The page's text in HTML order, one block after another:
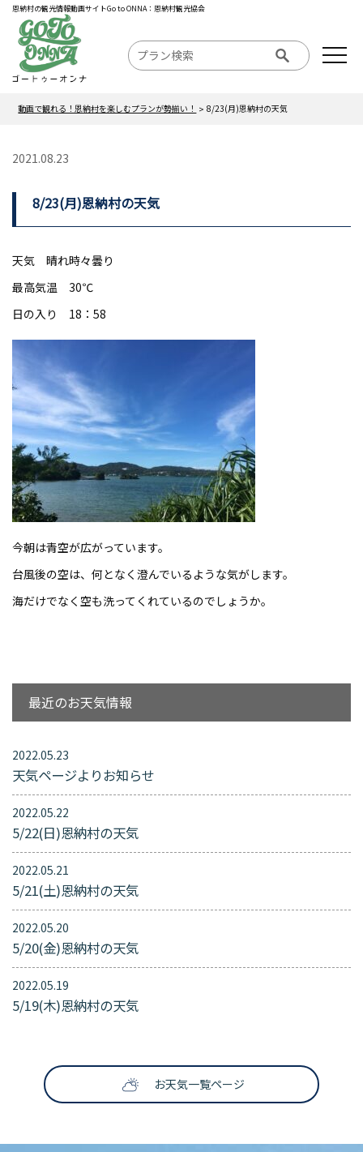
恩納村の観光情報動画サイトGo to ONNA：恩納村観光協会
動画で観れる！恩納村を楽しむプランが勢揃い！ 8/23(月)恩納村の天気
2021.08.23
8/23(月)恩納村の天気
天気 晴れ時々曇り
最高気温 30℃
日の入り 18：58
今朝は青空が広がっています。
台風後の空は、何となく澄んでいるような気がします。
海だけでなく空も洗ってくれているのでしょうか。
最近のお天気情報
2022.05.23
天気ページよりお知らせ
2022.05.22
5/22(日)恩納村の天気
2022.05.21
5/21(土)恩納村の天気
2022.05.20
5/20(金)恩納村の天気
2022.05.19
5/19(木)恩納村の天気
お天気一覧ページ